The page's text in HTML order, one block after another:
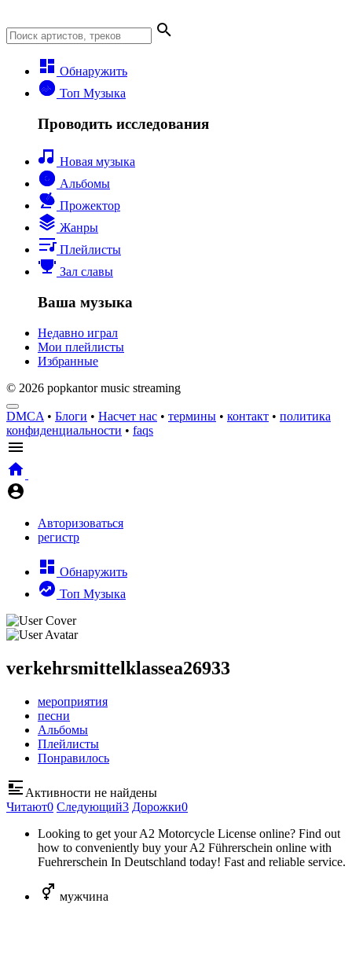
Обнаружить
Топ Музыка
Проводить исследования
Новая музыка
Альбомы
Прожектор
Жанры
Плейлисты
Зал славы
Ваша музыка
Недавно играл
Мои плейлисты
Избранные
© 2026 popkantor music streaming
DMCA • Блоги • Насчет нас • термины • контакт • политика
конфиденциальности • faqs
Авторизоваться
регистр
Обнаружить
Топ Музыка
verkehrsmittelklassea26933
мероприятия
песни
Альбомы
Плейлисты
Понравилось
Активности не найдены
Читают0 Следующий3 Дорожки0
Looking to get your A2 Motorcycle License online? Find out
how to conveniently buy your A2 Führerschein online with
Fuehrerschein In Deutschland today! Fast and reliable service.
мужчина